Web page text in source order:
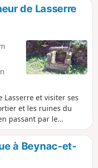
de Lasserre
Lasserre et visiter ses
et les ruines du
passant par le
se fait par
à Beynac-et-